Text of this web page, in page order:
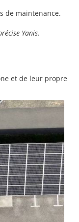
de maintenance.
Yanis.
et de leur propre